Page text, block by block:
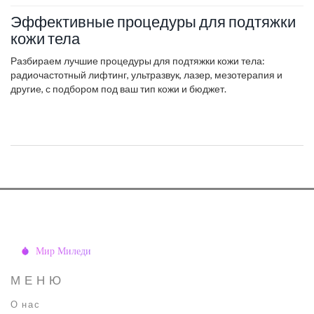
Эффективные процедуры для подтяжки
кожи тела
Разбираем лучшие процедуры для подтяжки кожи тела:
радиочастотный лифтинг, ультразвук, лазер, мезотерапия и
другие, с подбором под ваш тип кожи и бюджет.
МЕНЮ
О нас